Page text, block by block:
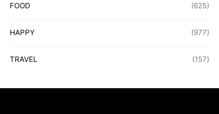
FOOD (625)
HAPPY (977)
TRAVEL (157)